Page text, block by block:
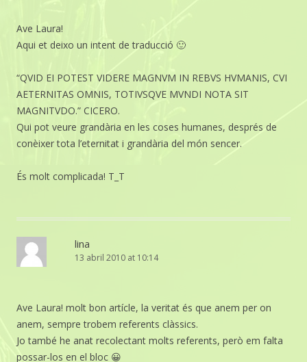
Ave Laura!
Aqui et deixo un intent de traducció 🙂
“QVID EI POTEST VIDERE MAGNVM IN REBVS HVMANIS, CVI
AETERNITAS OMNIS, TOTIVSQVE MVNDI NOTA SIT
MAGNITVDO.” CICERO.
Qui pot veure grandària en les coses humanes, després de
conèixer tota l’eternitat i grandària del món sencer.
És molt complicada! T_T
lina
13 abril 2010 at 10:14
Ave Laura! molt bon artícle, la veritat és que anem per on
anem, sempre trobem referents clàssics.
Jo també he anat recolectant molts referents, però em falta
possar-los en el bloc 😀